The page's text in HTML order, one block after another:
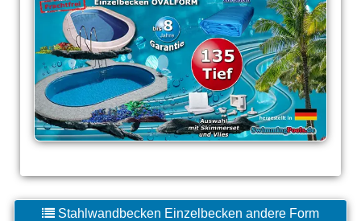
Stahlwandbecken Einzelbecken andere Form